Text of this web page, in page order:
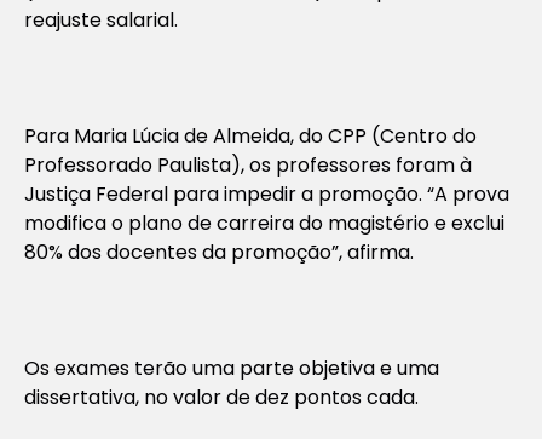
reajuste salarial.
Para Maria Lúcia de Almeida, do CPP (Centro do
Professorado Paulista), os professores foram à
Justiça Federal para impedir a promoção. “A prova
modifica o plano de carreira do magistério e exclui
80% dos docentes da promoção”, afirma.
Os exames terão uma parte objetiva e uma
dissertativa, no valor de dez pontos cada.